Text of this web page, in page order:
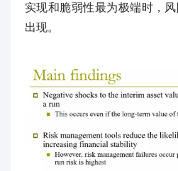
实现和脆弱性最为极端时，
出现。